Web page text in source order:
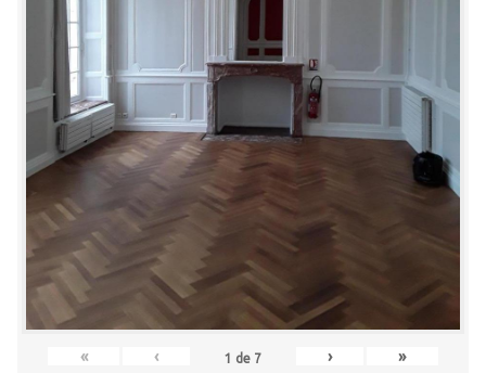
« ‹ 1 de 7 › »